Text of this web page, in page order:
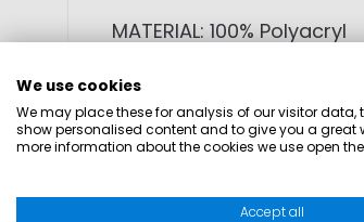
MATERIAL: 100% Polyacryl
Neben dem Carbon-
polarisiert. Die 3D-
We use cookies
We may place these for analysis of our visitor data,
show personalised content and to give you a great
more information about the cookies we use open
Accept all